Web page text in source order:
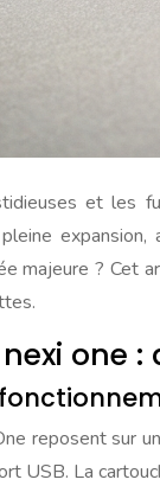
et les
majeure ? Cet
one
reposent sur
USB. La